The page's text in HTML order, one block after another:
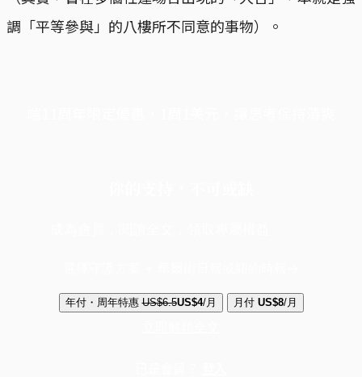
調「平等參與」的八樓所不同意的事物）。
年付・周年特惠 US$6.5US$4/月 月付 US$8/月